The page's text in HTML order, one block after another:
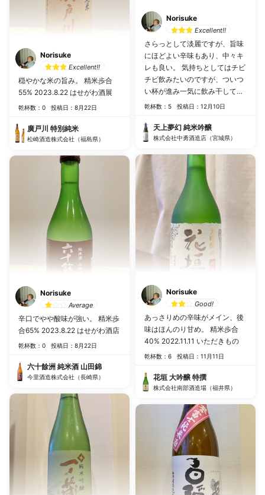
Norisuke
Excellent!!
穏やかな米の旨み。 精米歩合
55% 2023.8.22 はせがわ酒展
乾杯数：0 投稿日：8月22日
廣戸川 特別純米
松崎酒造株式会社（福島県）
Norisuke
Average
辛口でやや酸味が強い。 精米歩
合65% 2023.8.22 はせがわ酒店
乾杯数：0 投稿日：8月22日
六十餘洲 純米酒 山田錦
今里酒造株式会社（長崎県）
Norisuke
Excellent!!
さらっとして淡麗ですが、旨味
にほどよい辛味もあり、中々キ
レも良い。 気持ちとしてはチビ
チビ飲みたいのですが、ついつ
い杯が進み一気に飲み干してし
まいそう… 精米歩合50%
乾杯数：5 投稿日：12月10日
天上夢幻 純米吟醸
株式会社中勇酒造店（宮城県）
Norisuke
Good!
あっさりめの辛味がメイン、後
味はほんのり甘め。 精米歩合
40% 2022.11.11 いただきもの
乾杯数：6 投稿日：11月11日
花垣 大吟醸 特撰
株式会社南部酒造場（福井県）